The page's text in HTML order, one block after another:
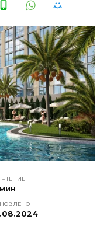
ЧТЕНИЕ